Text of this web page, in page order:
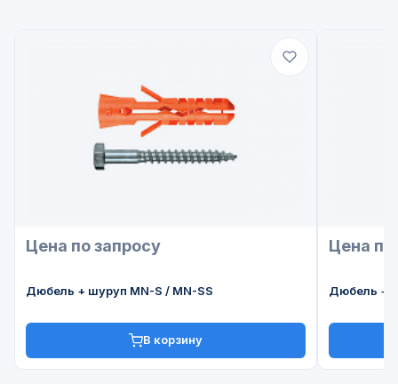
Дюбель + шуруп MN-S / MN-SS
Цена по запросу
В корзину
Дюбель +
Цена по